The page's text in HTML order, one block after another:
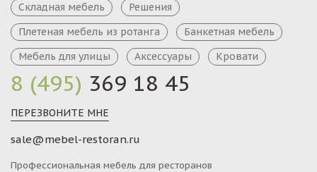
8 (495) 369 18 45
ПЕРЕЗВОНИТЕ МНЕ
sale@mebel-restoran.ru
Профессиональная мебель для ресторанов
Складная мебель
Решения
Плетеная мебель из ротанга
Банкетная мебель
Мебель для улицы
Аксессуары Кровати